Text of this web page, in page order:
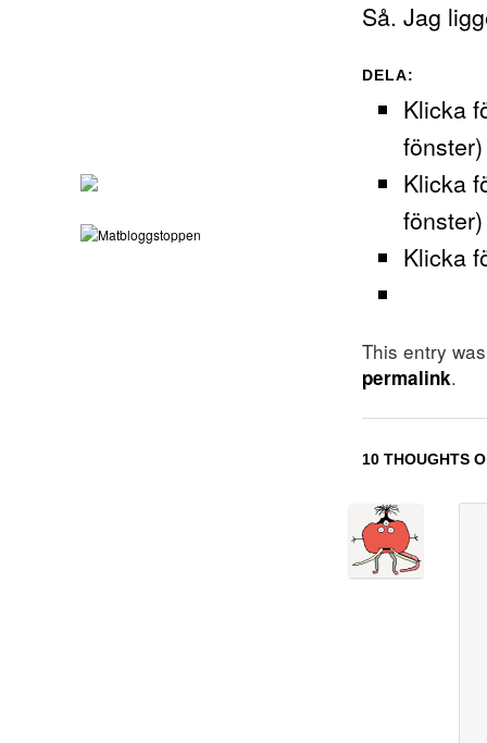
Så. Jag
DELA:
Klicka
fönster)
Klicka
fönster)
Klicka
This entry
permalink.
10 THOUGHTS